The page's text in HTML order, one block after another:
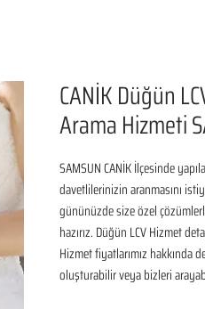
CANİK Düğün
Arama Hizmeti
SAMSUN CANİK İlçesinde
davetlilerinizin aranmasını
gününüzde size özel
hazırız. Düğün LCV Hizmet
Hizmet fiyatlarımız hakkında
oluşturabilir veya bizleri